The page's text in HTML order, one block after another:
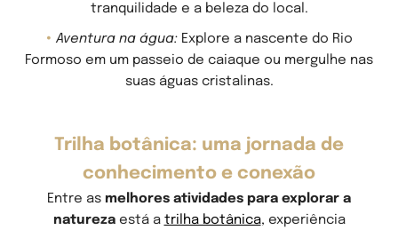
tranquilidade e a beleza do local.
Aventura na água:Explore a nascente do Rio
Formoso em um passeio de caiaque ou mergulhe nas
suas águas cristalinas.
Trilha botânica: uma jornada de
conhecimento e conexão
Entre as melhores atividades para explorar a
natureza está a trilha botânica, experiência